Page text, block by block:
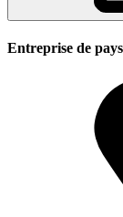
Entreprise de